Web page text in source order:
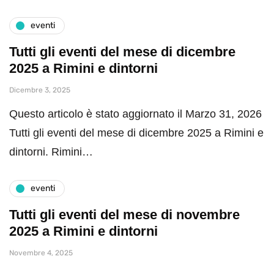
eventi
Tutti gli eventi del mese di dicembre
2025 a Rimini e dintorni
Dicembre 3, 2025
Questo articolo è stato aggiornato il Marzo 31, 2026
Tutti gli eventi del mese di dicembre 2025 a Rimini e
dintorni. Rimini…
eventi
Tutti gli eventi del mese di novembre
2025 a Rimini e dintorni
Novembre 4, 2025